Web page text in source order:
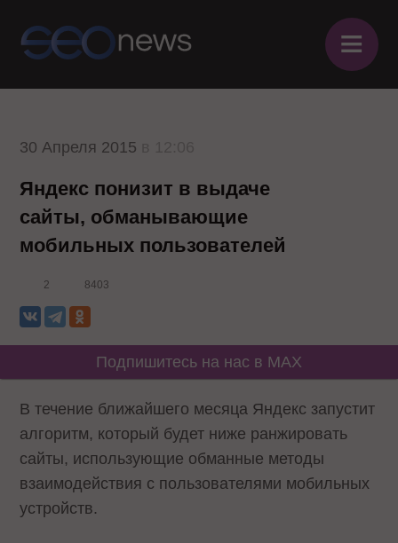
≡
30 Апреля 2015
Яндекс понизит в выдаче
сайты, обманывающие
мобильных пользователей
2 8403
Подпишитесь на нас в MAX
В течение ближайшего месяца Яндекс запустит
алгоритм, который будет ниже ранжировать
сайты, использующие обманные методы
взаимодействия с пользователями мобильных
устройств.